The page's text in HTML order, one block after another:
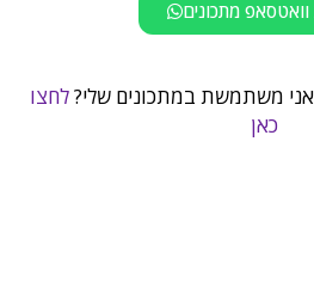
מתכונים
אני משתמשת במתכונים שלי?לחצו
כאן